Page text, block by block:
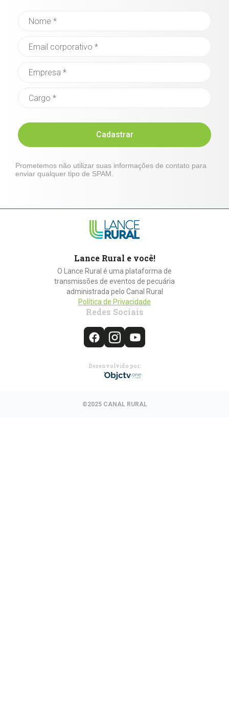
Cadastrar
Prometemos não utilizar suas informações de contato para
enviar qualquer tipo de SPAM.
Lance Rural e você!
O Lance Rural é uma plataforma de
transmissões de eventos de pecuária
administrada pelo Canal Rural
Política de Privacidade
Redes Sociais
Desenvolvido por:
©2025 CANAL RURAL